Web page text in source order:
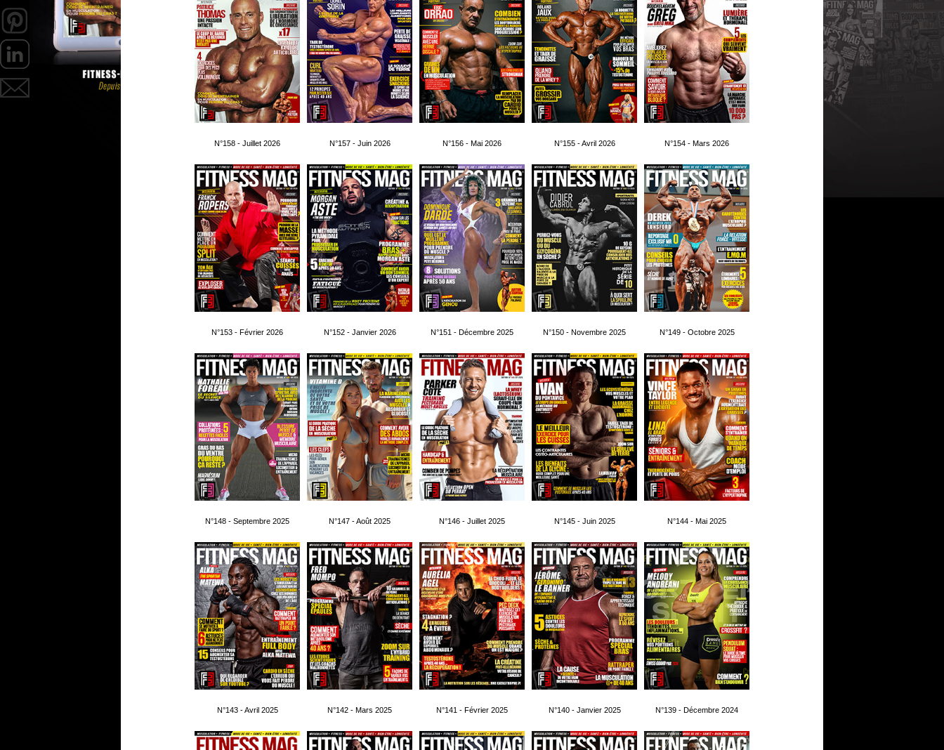
N°158 - Juillet 2026 N°157 - Juin 2026 N°156 - Mai 2026 N°155 - Avril 2026 N°154 - Mars 2026
N°153 - Février 2026 N°152 - Janvier 2026 N°151 - Décembre 2025 N°150 - Novembre 2025 N°149 - Octobre 2025
N°148 - Septembre 2025 N°147 - Août 2025 N°146 - Juillet 2025 N°145 - Juin 2025 N°144 - Mai 2025
N°143 - Avril 2025 N°142 - Mars 2025 N°141 - Février 2025 N°140 - Janvier 2025 N°139 - Décembre 2024